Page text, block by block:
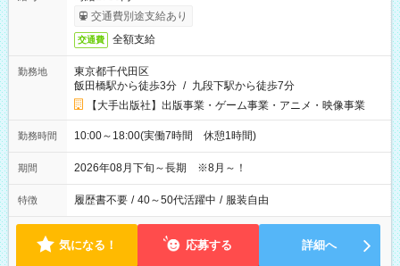
交通費別途支給あり
交通費 全額支給
勤務地
東京都千代田区
飯田橋駅から徒歩3分 / 九段下駅から徒歩7分
【大手出版社】出版事業・ゲーム事業・アニメ・映像事業
勤務時間 10:00～18:00(実働7時間 休憩1時間)
期間 2026年08月下旬～長期 ※8月～！
特徴 履歴書不要 / 40～50代活躍中 / 服装自由
気になる！ 応募する 詳細へ